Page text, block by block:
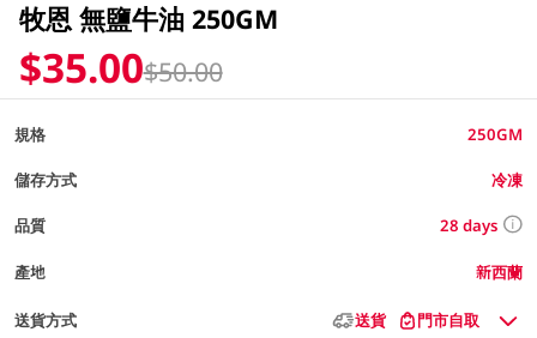
牧恩 無鹽牛油 250GM
$35.00$50.00
規格 250GM
儲存方式 冷凍
品質 28 days
產地 新西蘭
送貨方式 送貨 門市自取